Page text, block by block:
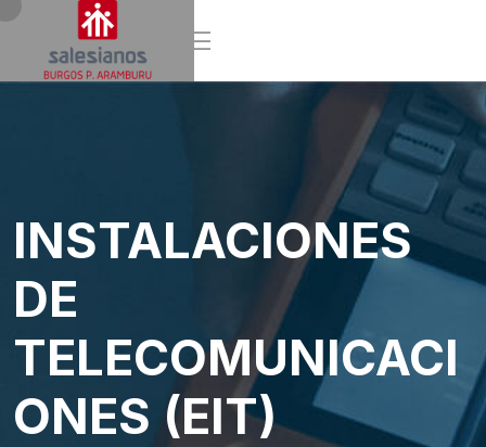
INSTALACIONES
DE
TELECOMUNICACI
ONES (EIT)